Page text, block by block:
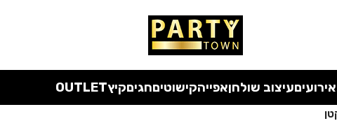
כל המוצרים ללא מע"מעד סוף החודש
אירועיםעיצוב שולחןאפייהקישוטיםחגיםקיץOUTLET